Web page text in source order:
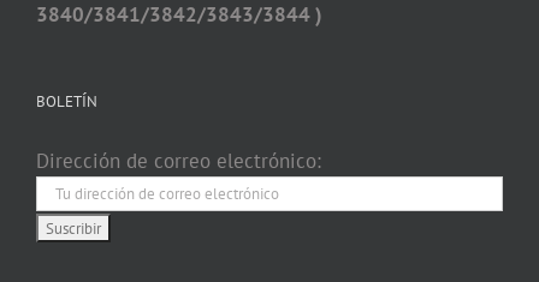
3840/3841/3842/3843/3844 )
BOLETÍN
Dirección de correo electrónico: